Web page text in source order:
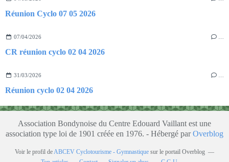
Réunion Cyclo 07 05 2026
07/04/2026
CR réunion cyclo 02 04 2026
31/03/2026
Réunion cyclo 02 04 2026
Association Bondynoise du Centre Edouard Vaillant est une
association type loi de 1901 créée en 1976. - Hébergé parOverblog
Voir le profil deABCEV Cyclotourisme - Gymnastique sur le portail Overblog